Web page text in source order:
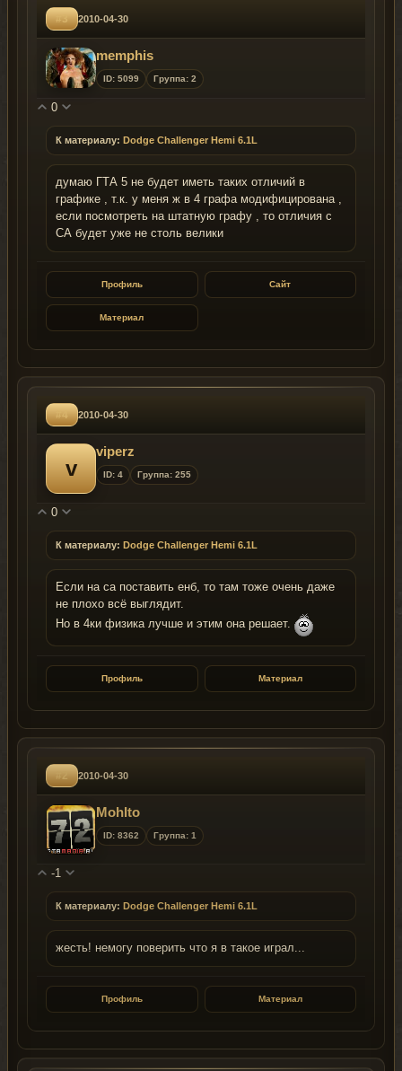
#3 2010-04-30
memphis
ID: 5099 Группа: 2
0
К материалу: Dodge Challenger Hemi 6.1L
думаю ГТА 5 не будет иметь таких отличий в
графике , т.к. у меня ж в 4 графа модифицирована ,
если посмотреть на штатную графу , то отличия с
СА будет уже не столь велики
Профиль Сайт
Материал
#4 2010-04-30
v
viperz
ID: 4 Группа: 255
0
К материалу: Dodge Challenger Hemi 6.1L
Если на са поставить енб, то там тоже очень даже
не плохо всё выглядит.
Но в 4ки физика лучше и этим она решает.
Профиль Материал
#2 2010-04-30
MohIto
ID: 8362 Группа: 1
-1
К материалу: Dodge Challenger Hemi 6.1L
жесть! немогу поверить что я в такое играл...
Профиль Материал